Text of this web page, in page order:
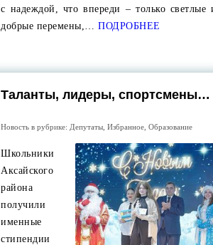
с надеждой, что впереди – только светлые
добрые перемены,… ПОДРОБНЕЕ
Таланты, лидеры, спортсмены…
Новость в рубрике: Депутаты ,Избранное ,Образование
Школьники
Аксайского
района
получили
именные
стипендии